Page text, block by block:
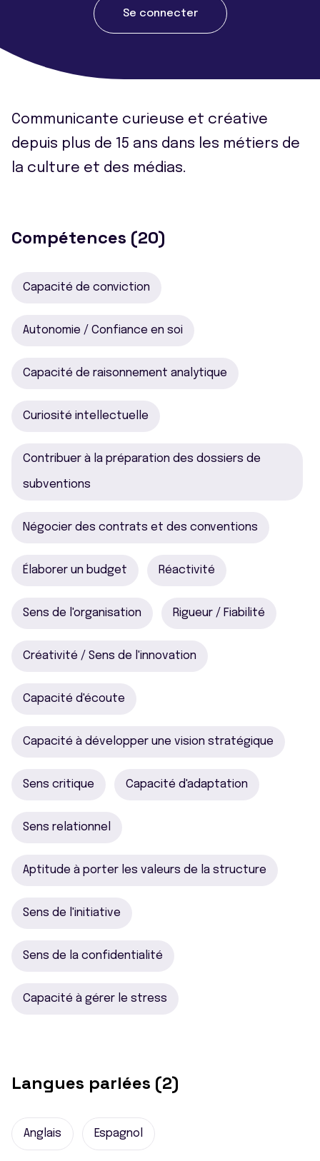
Se connecter
Communicante curieuse et créative
depuis plus de 15 ans dans les métiers de
la culture et des médias.
Compétences (20)
Capacité de conviction
Autonomie / Confiance en soi
Capacité de raisonnement analytique
Curiosité intellectuelle
Contribuer à la préparation des dossiers de
subventions
Négocier des contrats et des conventions
Élaborer un budget Réactivité
Sens de l'organisation Rigueur / Fiabilité
Créativité / Sens de l'innovation
Capacité d'écoute
Capacité à développer une vision stratégique
Sens critique Capacité d'adaptation
Sens relationnel
Aptitude à porter les valeurs de la structure
Sens de l'initiative
Sens de la confidentialité
Capacité à gérer le stress
Langues parlées (2)
Anglais Espagnol